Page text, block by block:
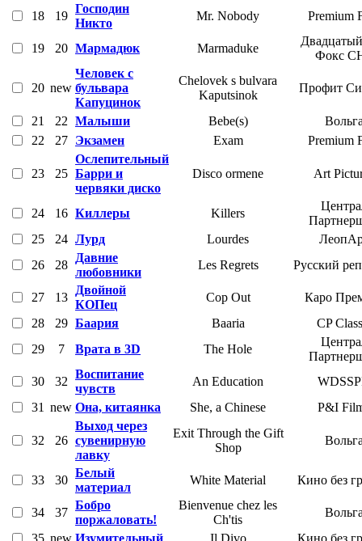
18
19
Господин
Никто
Mr. Nobody Premium
19 20 Мармадюк Marmaduke
Фокс
20 new
Человек с
бульвара
Капуцинок
Chelovek s bulvara
Kaputsinok
Профит
21 22 Малыши Bebe(s)
22
27 Экзамен Exam Premium
23 25
Ослепительный
Барри и
червяки диско
Disco ormene Art
24 16 Киллеры Killers
25
24 Лурд Lourdes
26
28
Давние
любовники
Les Regrets Русский
27 13
Двойной
КОПец
Cop Out
Каро
28
29 Баария Baaria
CP
29
7 Врата в 3D The Hole
30
32
Воспитание
чувств
An Education
31 new Она, китаянка She, a Chinese P&I
32 26
Выход через
сувенирную
лавку
Exit Through the Gift
Shop
33 30
Белый
материал
White Material Кино без
34 37
Бобро
поржаловать!
Bienvenue chez les
Ch'tis
35 new Изумительный Il Divo Кино без